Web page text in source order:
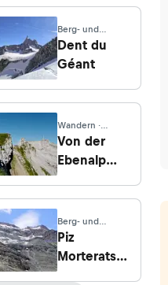
Berg- und
Hochtouren ·
Aostatal
Dent du
Géant
Wandern ·
Appenzell
Innerrhoden
Von der
Ebenalp
Schäfler
zum Säntis
mit Abstieg
über den
Berg- und
Hochtouren ·
Lombardei
Piz
Morteratsch